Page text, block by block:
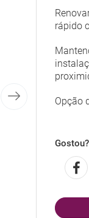
rápido
Opção